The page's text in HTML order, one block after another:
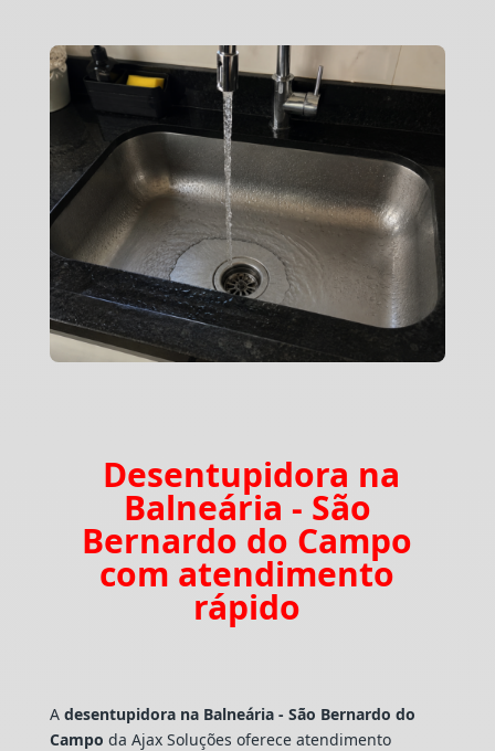
Desentupidora na
Balneária - São
Bernardo do Campo
com atendimento
rápido
A desentupidora na Balneária - São Bernardo do
Campo da Ajax Soluções oferece atendimento